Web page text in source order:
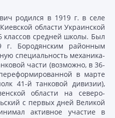
родился в 1919 г. в селе
области Украинской
классов средней школы. Был
Бородянским районным
специальность механика-
части (возможно, в 36-
в марте
41-й танковой дивизии),
области на северо-
с первых дней Великой
активное участие в